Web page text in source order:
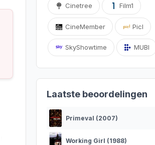
Cinetree Film1
CineMember Picl
SkyShowtime MUBI
Laatste beoordelingen
Primeval (2007)
Working Girl (1988)